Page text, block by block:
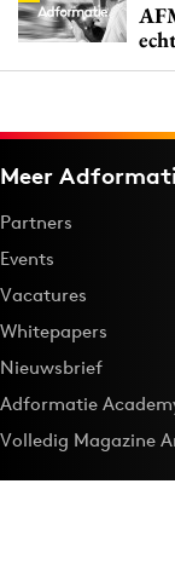
Meer
Partners
Events
Vacatures
Whitepapers
Nieuwsbrief
Adformatie
Volledig Magazine